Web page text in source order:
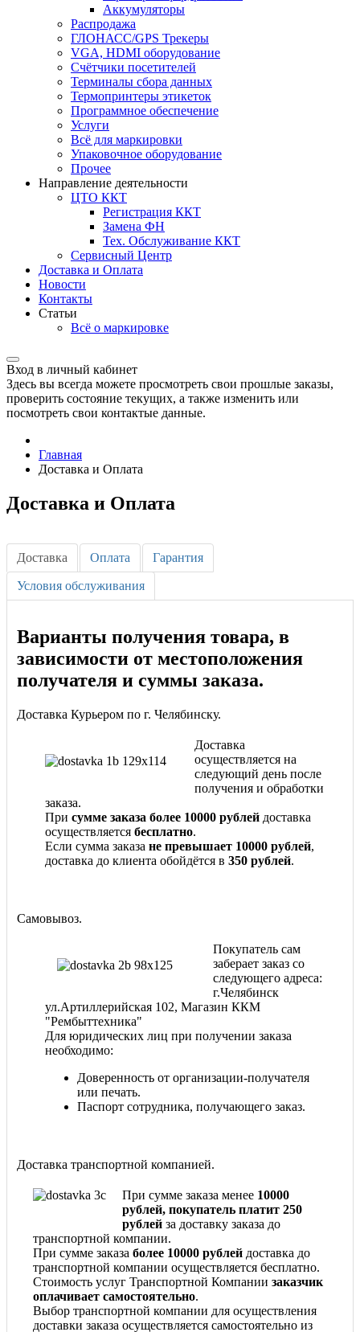
Аккумуляторы
Распродажа
ГЛОНАСС/GPS Трекеры
VGA, HDMI оборудование
Счётчики посетителей
Терминалы сбора данных
Термопринтеры этикеток
Программное обеспечение
Услуги
Всё для маркировки
Упаковочное оборудование
Прочее
Направление деятельности
ЦТО ККТ
Регистрация ККТ
Замена ФН
Тех. Обслуживание ККТ
Сервисный Центр
Доставка и Оплата
Новости
Контакты
Статьи
Всё о маркировке
Вход в личный кабинет
Здесь вы всегда можете просмотреть свои прошлые заказы,
проверить состояние текущих, а также изменить или
посмотреть свои контактые данные.
Главная
Доставка и Оплата
Доставка и Оплата
Доставка Оплата Гарантия
Условия обслуживания
Варианты получения товара, в
зависимости от местоположения
получателя и суммы заказа.
Доставка Курьером по г. Челябинску.
Доставка
осуществляется на
следующий день после
получения и обработки
заказа.
При сумме заказа более 10000 рублей доставка
осуществляется бесплатно.
Если сумма заказа не превышает 10000 рублей,
доставка до клиента обойдётся в 350 рублей.
Самовывоз.
Покупатель сам
заберает заказ со
следующего адреса:
г.Челябинск
ул.Артиллерийская 102, Магазин ККМ
"Рембыттехника"
Для юридических лиц при получении заказа
необходимо:
Доверенность от организации-получателя
или печать.
Паспорт сотрудника, получающего заказ.
Доставка транспортной компанией.
При сумме заказа менее 10000
рублей, покупатель платит 250
рублей за доставку заказа до
транспортной компании.
При сумме заказа более 10000 рублей доставка до
транспортной компании осуществляется бесплатно.
Стоимость услуг Транспортной Компании заказчик
оплачивает самостоятельно.
Выбор транспортной компании для осуществления
доставки заказа осуществляется самостоятельно из